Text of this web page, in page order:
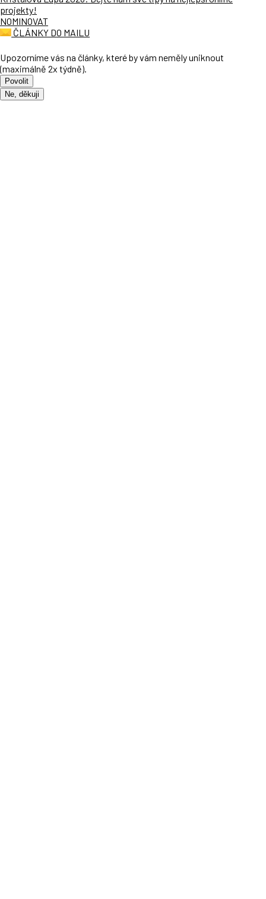
projekty!
NOMINOVAT
ČLÁNKY DO MAILU
Upozorníme vás na články, které by vám neměly uniknout
(maximálně 2x týdně).
Povolit
Ne, děkuji